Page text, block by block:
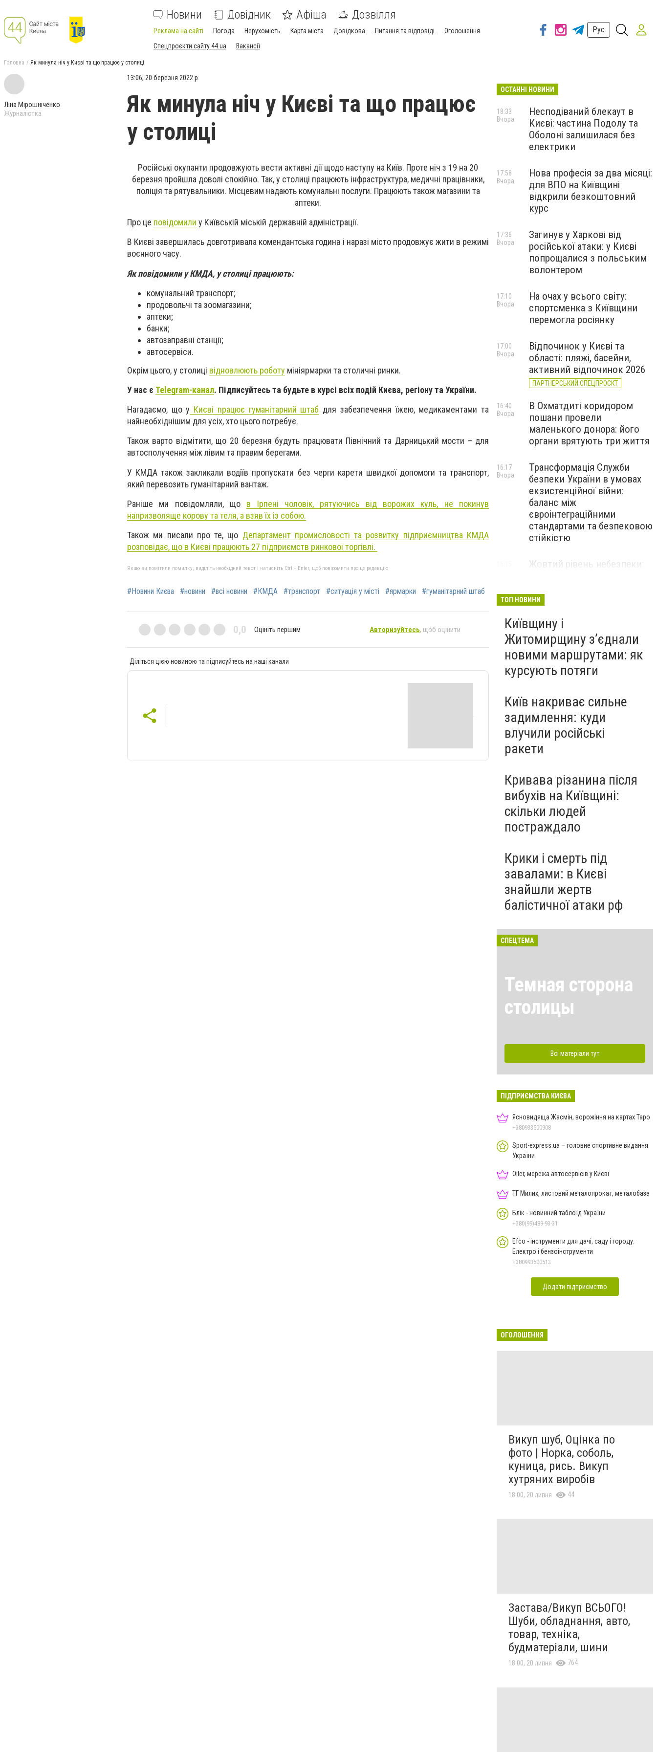
Новини Довідник Афіша Дозвілля
Реклама на сайті Погода Нерухомість Карта міста Довідкова Питання та відповіді
Оголошення
Спецпроєкти сайту 44.ua
Вакансії
Рус
Головна Як минула ніч у Києві та що працює у столиці
Ліна Мірошніченко
Журналістка
13:06, 20 березня 2022 р.
Як минула ніч у Києві та що працює
у столиці
Російські окупанти продовжують вести активні дії щодо наступу на Київ. Проте ніч з 19 на 20
березня пройшла доволі спокійно. Так, у столиці працюють інфраструктура, медичні працівники,
поліція та рятувальники. Місцевим надають комунальні послуги. Працюють також магазини та
аптеки.
Про це повідомили у Київській міській державній адміністрації.
В Києві завершилась довготривала комендантська година і наразі місто продовжує жити в режимі
воєнного часу.
Як повідомили у КМДА, у столиці працюють:
комунальний транспорт;
продовольчі та зоомагазини;
аптеки;
банки;
автозаправні станції;
автосервіси.
Окрім цього, у столиці відновлюють роботу мініярмарки та столичні ринки.
У нас є Telegram-канал. Підписуйтесь та будьте в курсі всіх подій Києва, регіону та України.
Нагадаємо, що у Києві працює гуманітарний штаб для забезпечення їжею, медикаментами та
найнеобхіднішим для усіх, хто цього потребує.
Також варто відмітити, що 20 березня будуть працювати Північний та Дарницький мости – для
автосполучення між лівим та правим берегами.
У КМДА також закликали водіїв пропускати без черги карети швидкої допомоги та транспорт,
який перевозить гуманітарний вантаж.
Раніше ми повідомляли, що в Ірпені чоловік, рятуючись від ворожих куль, не покинув
напризволяще корову та теля, а взяв їх із собою.
Також ми писали про те, що Департамент промисловості та розвитку підприємництва КМДА
розповідає, що в Києві працюють 27 підприємств ринкової торгівлі.
Якщо ви помітили помилку, виділіть необхідний текст і натисніть Ctrl + Enter, щоб повідомити про це редакцію
#Новини Києва #новини #всі новини #КМДА #транспорт #ситуація у місті #ярмарки #гуманітарний штаб
0,0 Оцініть першим Авторизуйтесь, щоб оцінити
Діліться цією новиною та підписуйтесь на наші канали
ОСТАННІ НОВИНИ
Несподіваний блекаут в
Києві: частина Подолу та
Оболоні залишилася без
електрики
18:33
Вчора
Нова професія за два місяці:
для ВПО на Київщині
відкрили безкоштовний
курс
17:58
Вчора
Загинув у Харкові від
російської атаки: у Києві
попрощалися з польським
волонтером
17:36
Вчора
На очах у всього світу:
спортсменка з Київщини
перемогла росіянку
17:10
Вчора
Відпочинок у Києві та
області: пляжі, басейни,
активний відпочинок 2026
ПАРТНЕРСЬКИЙ СПЕЦПРОЄКТ
17:00
Вчора
В Охматдиті коридором
пошани провели
маленького донора: його
органи врятують три життя
16:40
Вчора
Трансформація Служби
безпеки України в умовах
екзистенційної війни:
баланс між
євроінтеграційними
стандартами та безпековою
стійкістю
16:17
Вчора
Жовтий рівень небезпеки:
ТОП НОВИНИ
Київщину і
Житомирщину з’єднали
новими маршрутами: як
курсують потяги
Київ накриває сильне
задимлення: куди
влучили російські
ракети
Кривава різанина після
вибухів на Київщині:
скільки людей
постраждало
Крики і смерть під
завалами: в Києві
знайшли жертв
балістичної атаки рф
СПЕЦТЕМА
Темная сторона
столицы
Всі матеріали тут
ПІДПРИЄМСТВА КИЄВА
Ясновидяща Жасмін, ворожіння на картах Таро
+380933500908
Sport-express.ua – головне спортивне видання
України
Oiler, мережа автосервісів у Києві
ТГ Милих, листовий металопрокат, металобаза
Блік - новинний таблоїд України
+380(99)489-93-31
Efco - інструменти для дачі, саду і городу.
Електро і бензоінструменти
+380993500513
Додати підприємство
ОГОЛОШЕННЯ
Викуп шуб, Оцінка по
фото | Норка, соболь,
куница, рись. Викуп
хутряних виробів
18:00, 20 липня 44
Застава/Викуп ВСЬОГО!
Шуби, обладнання, авто,
товар, техніка,
будматеріали, шини
18:00, 20 липня 764